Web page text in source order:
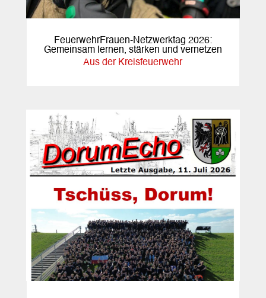
FeuerwehrFrauen-Netzwerktag 2026:
Gemeinsam lernen, stärken und vernetzen
Aus der Kreisfeuerwehr